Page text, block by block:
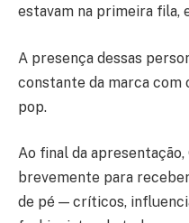
estavam na primeira fila,
A presença dessas
constante da marca com
pop.
Ao final da
brevemente para
de pé — críticos,